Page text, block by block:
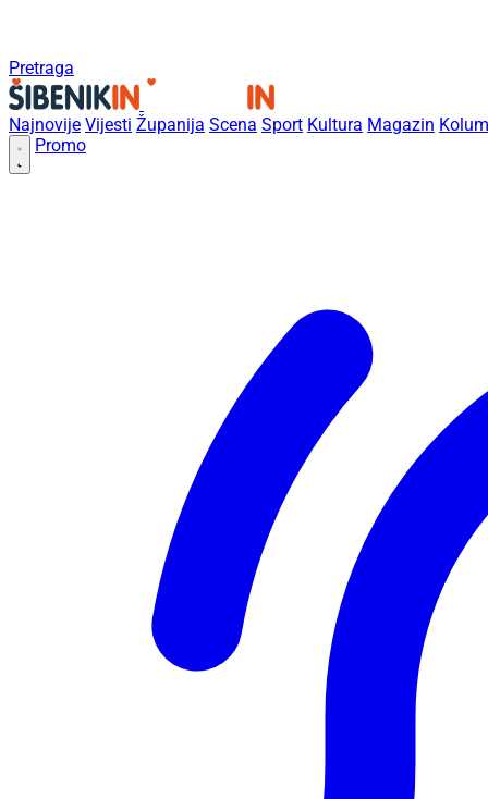
Pretraga
Najnovije Vijesti Županija Scena Sport Kultura Magazin
Promo